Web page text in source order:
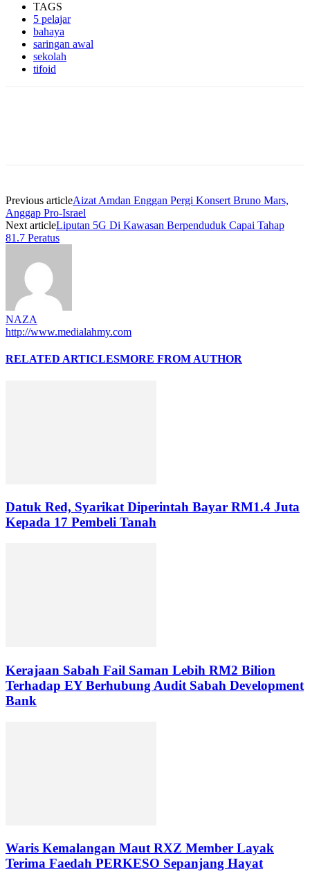
TAGS
5 pelajar
bahaya
saringan awal
sekolah
tifoid
Previous articleAizat Amdan Enggan Pergi Konsert Bruno Mars,
Anggap Pro-Israel
Next articleLiputan 5G Di Kawasan Berpenduduk Capai Tahap
81.7 Peratus
NAZA
http://www.medialahmy.com
RELATED ARTICLESMORE FROM AUTHOR
Datuk Red, Syarikat Diperintah Bayar RM1.4 Juta
Kepada 17 Pembeli Tanah
Kerajaan Sabah Fail Saman Lebih RM2 Bilion
Terhadap EY Berhubung Audit Sabah Development
Bank
Waris Kemalangan Maut RXZ Member Layak
Terima Faedah PERKESO Sepanjang Hayat